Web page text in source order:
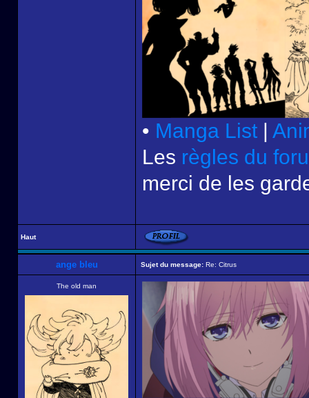
• Manga List |
Les règles du
merci de les
Haut
ange bleu Sujet du message: Re: Citrus
The old man